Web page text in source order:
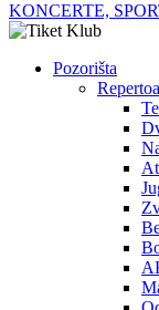
Pozorišta